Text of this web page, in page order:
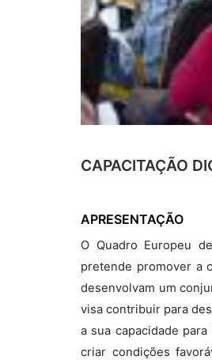
CAPACITAÇÃO
APRESENTAÇÃO
O Quadro Europeu
pretende promover a
desenvolvam um
visa contribuir para
a sua capacidade
criar condições